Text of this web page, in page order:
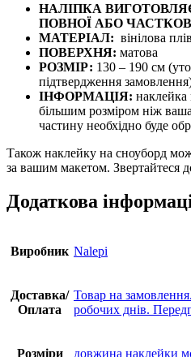
НАЛІПКА
ПОВНОЇ АБО
МАТЕРІАЛ: вінілова
ПОВЕРХНЯ: матова
РОЗМІР: 130 – 190 см
підтвердження
ІНФОРМАЦІЯ: наклейка
більшим розміром ніж
частину необхідно буде
Також наклейку на сноуборд
за вашим макетом. Звертайтеся
Додаткова
Виробник Nalepi
Доставка/
Оплата
Товар на
робочих днів.
Розміри довжина наклейки